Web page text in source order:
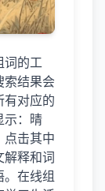
词的工
索结果会
有对应的
示：晴
点击其中
解释和词
在线组